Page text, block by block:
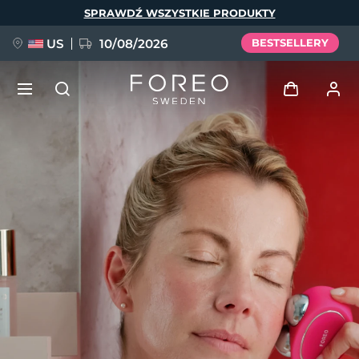
SPRAWDŹ WSZYSTKIE PRODUKTY
US 10/08/2026 BESTSELLERY
Profil użytkownika
Moje urządzenia
Moje zamówienia
Moje adresy
Moje subskrypcje
FAQ™ Pure Beauty-Tech Elixir
BREAKING NEWS
issa™ Teeth Whitening Set
Deutsch
Español
Italiano
Português
Svenska
Русский
简体中文 繁體中文